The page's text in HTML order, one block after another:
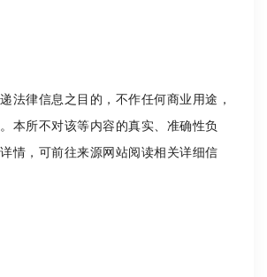
法律信息之目的，不作任何商业用途，
本所不对该等内容的真实、准确性负
情，可前往来源网站阅读相关详细信